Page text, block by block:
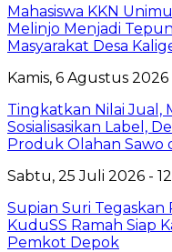
Mahasiswa KKN
Melinjo Menjadi
Masyarakat Desa
Kamis, 6 Agustus 2026
Tingkatkan Nilai Jual,
Sosialisasikan Label,
Produk Olahan Sawo
Sabtu, 25 Juli 2026 -
Supian Suri Tegaskan
KuduSS Ramah Siap
Pemkot Depok